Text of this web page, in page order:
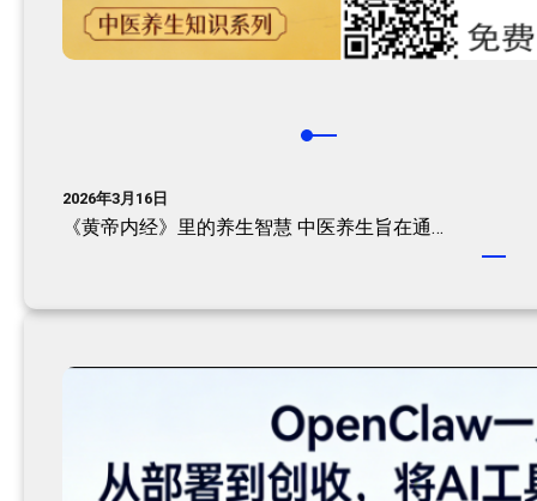
2026年3月16日
《黄帝内经》里的养生智慧 中医养生旨在通…